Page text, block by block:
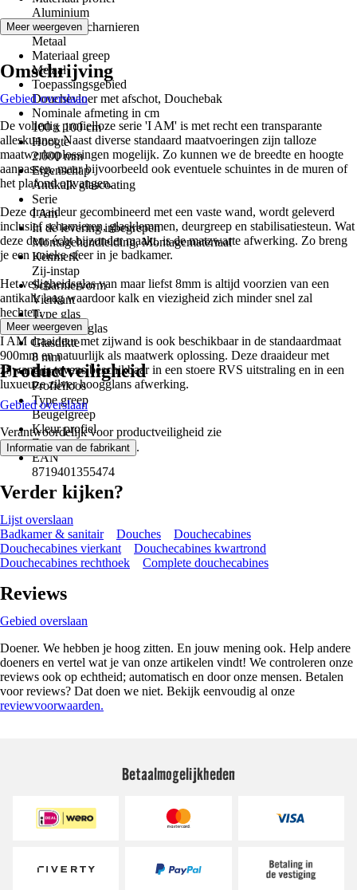
Aluminium
Materiaal scharnieren
Metaal
Materiaal greep
Metaal
Toepassingsgebied
Douchevloer met afschot, Douchebak
Nominale afmeting in cm
100 x 100 cm
Hoogte
2.000 mm
Eigenschap
Antikalk glascoating
Serie
I Am
In de levering inbegrepen
Montagehandleiding, Montagemateriaal
Kenmerk
Zij-instap
Scharniervorm
Vierkant
Type glas
Veiligheidsglas
Glasdikte
8 mm
Frame
Profielloos
Type greep
Beugelgreep
Kleur profiel
Zwart
EAN
8719401355474
Meer weergeven
Omschrijving
Gebied overslaan
De volledig profielloze serie 'I AM' is met recht een transparante
alleskunner. Naast diverse standaard maatvoeringen zijn talloze
maatwerkoplossingen mogelijk. Zo kunnen we de breedte en hoogte
aanpassen, maar bijvoorbeeld ook eventuele schuintes in de muren of
het plafond opvangen.
Deze draaideur gecombineerd met een vaste wand, wordt geleverd
inclusief scharnieren, glasklemmen, deurgreep en stabilisatiesteun. Wat
deze deur écht bijzonder maakt, is de matzwarte afwerking. Zo breng
je een unieke sfeer in je badkamer.
Het veiligheidsglas van maar liefst 8mm is altijd voorzien van een
antikalk laag waardoor kalk en viezigheid zich minder snel zal
hechten.
I AM draaideur met zijwand is ook beschikbaar in de standaardmaat
900mm en natuurlijk als maatwerk oplossing. Deze draaideur met
zijwand is tevens beschikbaar in een stoere RVS uitstraling en in een
luxueuze zilver hoogglans afwerking.
Meer weergeven
Productveiligheid
Gebied overslaan
Verantwoordelijk voor productveiligheid zie
Informatie van de fabrikant .
Verder kijken?
Lijst overslaan
Badkamer & sanitair
Douches
Douchecabines
Douchecabines vierkant
Douchecabines kwartrond
Douchecabines rechthoek
Complete douchecabines
Reviews
Gebied overslaan
Doener. We hebben je hoog zitten. En jouw mening ook. Help andere
doeners en vertel wat je van onze artikelen vindt! We controleren onze
reviews ook op echtheid; automatisch en door onze mensen. Betalen
voor reviews? Dat doen we niet. Bekijk eenvoudig al onze
reviewvoorwaarden.
Betaalmogelijkheden